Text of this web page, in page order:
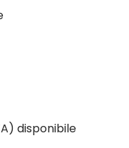
disponibile